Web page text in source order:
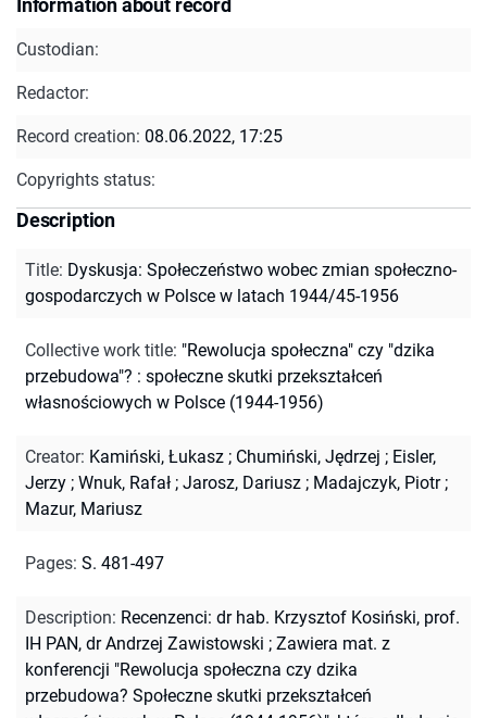
Custodian:
Redactor:
Record creation: 08.06.2022, 17:25
Copyrights status:
Description
Title: Dyskusja: Społeczeństwo wobec zmian społeczno-
gospodarczych w Polsce w latach 1944/45-1956
Collective work title: "Rewolucja społeczna" czy "dzika
przebudowa"? : społeczne skutki przekształceń
własnościowych w Polsce (1944-1956)
Creator: Kamiński, Łukasz ; Chumiński, Jędrzej ; Eisler,
Jerzy ; Wnuk, Rafał ; Jarosz, Dariusz ; Madajczyk, Piotr;
Mazur, Mariusz
Pages: S. 481-497
Description: Recenzenci: dr hab. Krzysztof Kosiński, prof.
IH PAN, dr Andrzej Zawistowski ; Zawiera mat. z
konferencji "Rewolucja społeczna czy dzika
przebudowa? Społeczne skutki przekształceń